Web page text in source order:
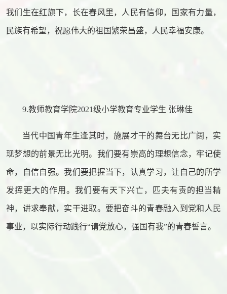
我们生在红旗下，长在春风里，人民有信仰，国家有力量，
民族有希望，祝愿伟大的祖国繁荣昌盛，人民幸福安康。
9.教师教育学院2021级小学教育专业学生 张琳佳
当代中国青年生逢其时，施展才干的舞台无比广阔，实
现梦想的前景无比光明。我们要有崇高的理想信念，牢记使
命，自信自强。我们要把握当下，认真学习，让自己的所学
发挥更大的作用。我们要有天下兴亡，匹夫有责的担当精
神，讲求奉献，实干进取。要把奋斗的青春融入到党和人民
事业，以实际行动践行“请党放心，强国有我”的青春誓言。